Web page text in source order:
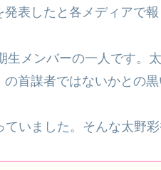
表したと各メディアで報
生メンバーの一人です。
首謀者ではないかとの黒
いました。そんな太野